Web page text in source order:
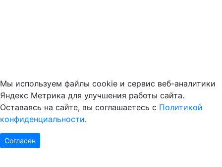
Мы используем файлы cookie и сервис веб-аналитики
Яндекс Метрика для улучшения работы сайта.
Оставаясь на сайте, вы соглашаетесь с Политикой
конфиденциальности.
Согласен